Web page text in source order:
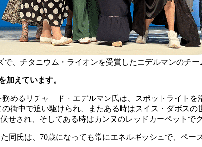
で、チタニウム・ライオンを受賞したエデルマンのチ
加えています。
めるリチャード・エデルマン氏は、スポットライト
街中で追い駆けられ、またある時はスイス・ダボス
せされ、そしてある時はカンヌのレッドカーペット
同氏は、70歳になっても常にエネルギッシュで、ペー